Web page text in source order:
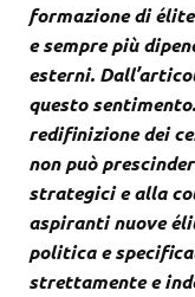
formazione di
e sempre più
esterni.
questo
redifinizione dei
non può
strategici e alla
aspiranti nuove
politica e
strettamente e